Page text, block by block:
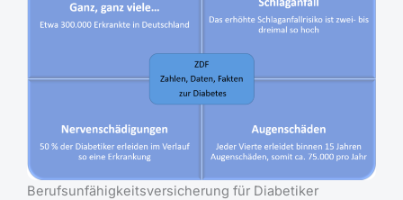
Berufsunfähigkeitsversicherung für Diabetiker